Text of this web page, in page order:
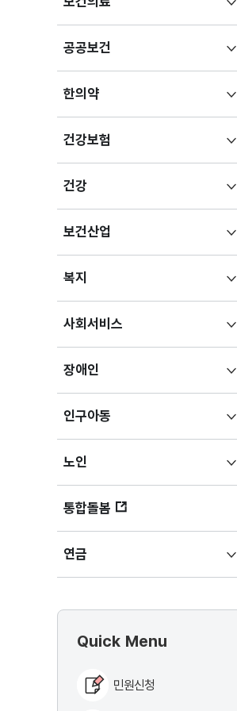
펼치기
공공보건
펼치기
한의약하위메뉴
펼치기
건강보험
펼치기
건강하위메뉴
펼치기
보건산업
펼치기
복지
펼치기
사회서비스
펼치기
장애인
펼치기
인구아동
펼치기
노인
펼치기
통합돌봄
연금
펼치기
Quick Menu
민원신청